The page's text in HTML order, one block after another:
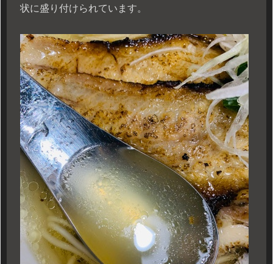
状に盛り付けられています。